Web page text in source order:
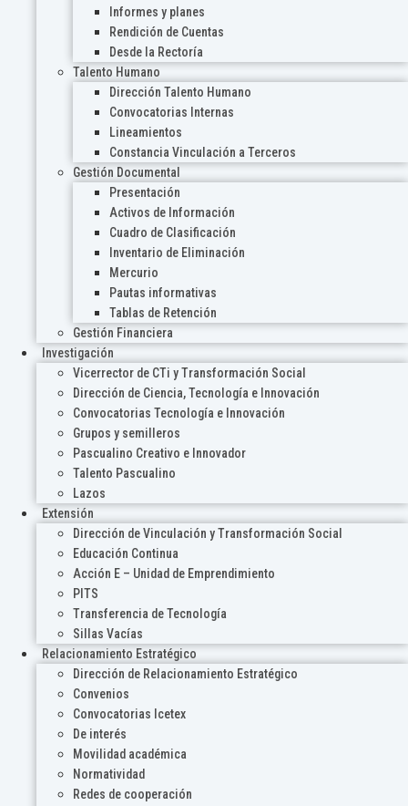
Informes y planes
Rendición de Cuentas
Desde la Rectoría
Talento Humano
Dirección Talento Humano
Convocatorias Internas
Lineamientos
Constancia Vinculación a Terceros
Gestión Documental
Presentación
Activos de Información
Cuadro de Clasificación
Inventario de Eliminación
Mercurio
Pautas informativas
Tablas de Retención
Gestión Financiera
Investigación
Vicerrector de CTi y Transformación Social
Dirección de Ciencia, Tecnología e Innovación
Convocatorias Tecnología e Innovación
Grupos y semilleros
Pascualino Creativo e Innovador
Talento Pascualino
Lazos
Extensión
Dirección de Vinculación y Transformación Social
Educación Continua
Acción E – Unidad de Emprendimiento
PITS
Transferencia de Tecnología
Sillas Vacías
Relacionamiento Estratégico
Dirección de Relacionamiento Estratégico
Convenios
Convocatorias Icetex
De interés
Movilidad académica
Normatividad
Redes de cooperación